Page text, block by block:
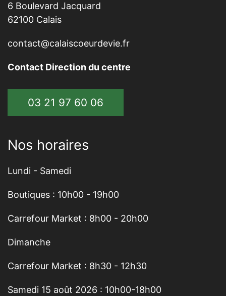
6 Boulevard Jacquard
62100 Calais
contact@calaiscoeurdevie.fr
Contact Direction du centre
03 21 97 60 06
Nos horaires
Lundi - Samedi
Boutiques : 10h00 - 19h00
Carrefour Market : 8h00 - 20h00
Dimanche
Carrefour Market : 8h30 - 12h30
Samedi 15 août 2026 : 10h00-18h00